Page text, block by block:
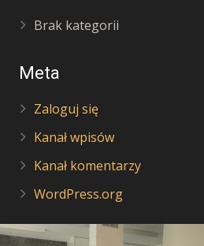
Brak kategorii
Meta
Zaloguj się
Kanał wpisów
Kanał komentarzy
WordPress.org